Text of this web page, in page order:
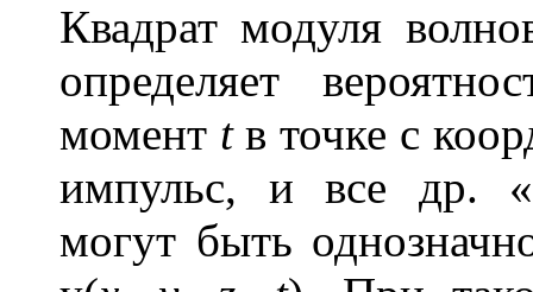
Квадрат модуля
определяет
момент tв точке с
импульс, и все др.
могут быть